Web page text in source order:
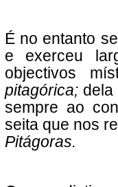
É no entanto
e exerceu
objectivos
pitagórica;
sempre ao
seita que nos
Pitágoras.